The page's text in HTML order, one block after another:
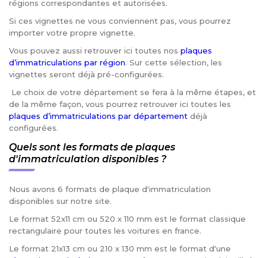
régions correspondantes et autorisées.
Si ces vignettes ne vous conviennent pas, vous pourrez
importer votre propre vignette.
Vous pouvez aussi retrouver ici toutes nos plaques
d’immatriculations par région. Sur cette sélection, les
vignettes seront déjà pré-configurées.
Le choix de votre département se fera à la même étapes, et
de la même façon, vous pourrez retrouver ici toutes les
plaques d’immatriculations par département déjà
configurées.
Quels sont les formats de plaques
d'immatriculation disponibles ?
Nous avons 6 formats de plaque d'immatriculation
disponibles sur notre site.
Le format 52x11 cm ou 520 x 110 mm est le format classique
rectangulaire pour toutes les voitures en france.
Le format 21x13 cm ou 210 x 130 mm est le format d'une